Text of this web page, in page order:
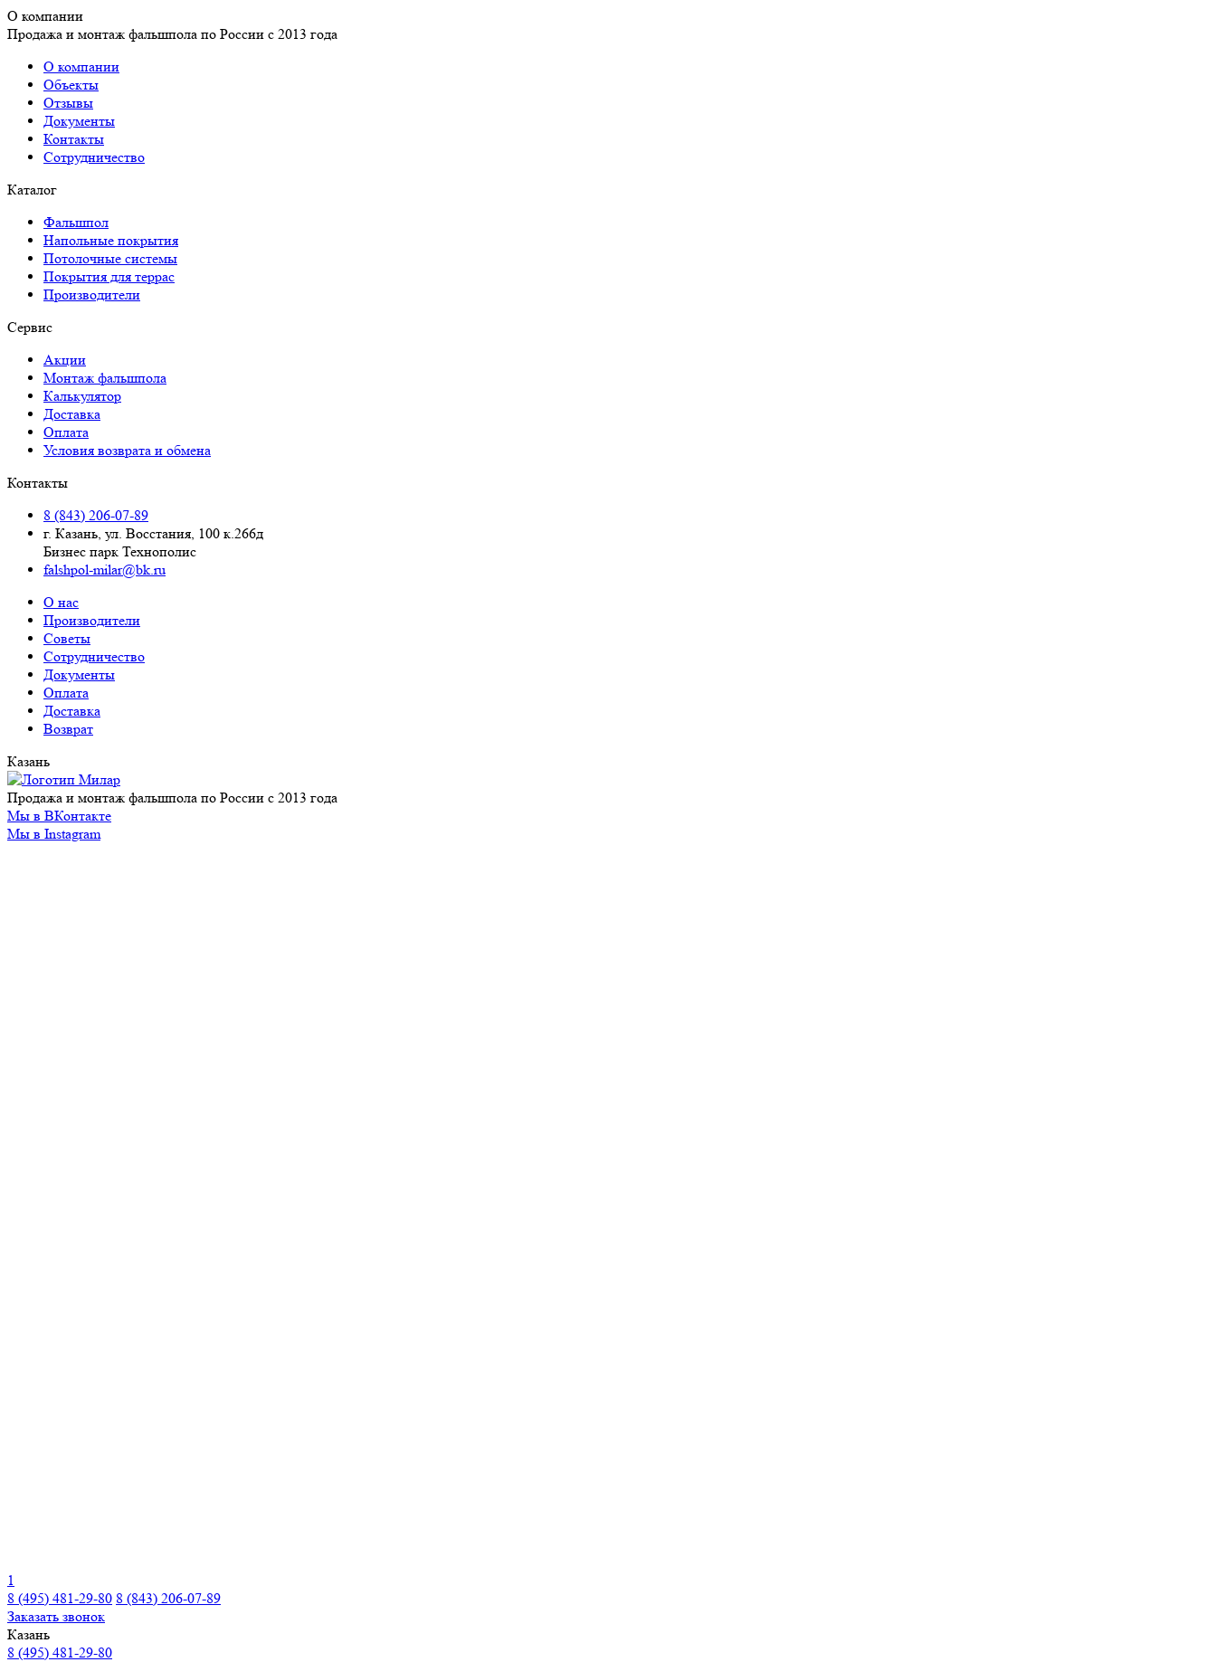
О компании
Продажа и монтаж фальшпола по России с 2013 года
О компании
Объекты
Отзывы
Документы
Контакты
Сотрудничество
Каталог
Фальшпол
Напольные покрытия
Потолочные системы
Покрытия для террас
Производители
Сервис
Акции
Монтаж фальшпола
Калькулятор
Доставка
Оплата
Условия возврата и обмена
Контакты
8 (843) 206-07-89
г. Казань, ул. Восстания, 100 к.266д
Бизнес парк Технополис
falshpol-milar@bk.ru
О нас
Производители
Советы
Сотрудничество
Документы
Оплата
Доставка
Возврат
Казань
Продажа и монтаж фальшпола по России с 2013 года
Мы в ВКонтакте
Мы в Instagram
1
8 (495) 481-29-80 8 (843) 206-07-89
Заказать звонок
Казань
8 (495) 481-29-80